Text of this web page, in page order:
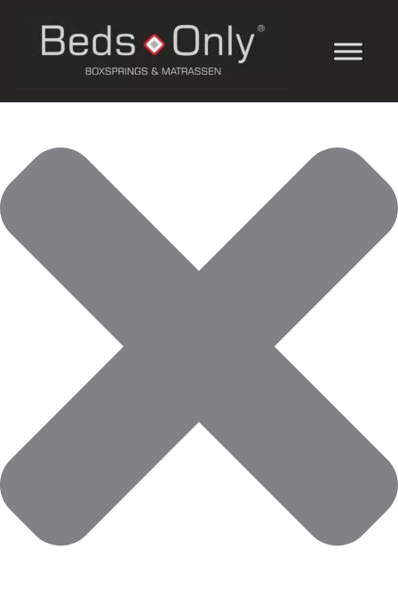
Beheer toestemming